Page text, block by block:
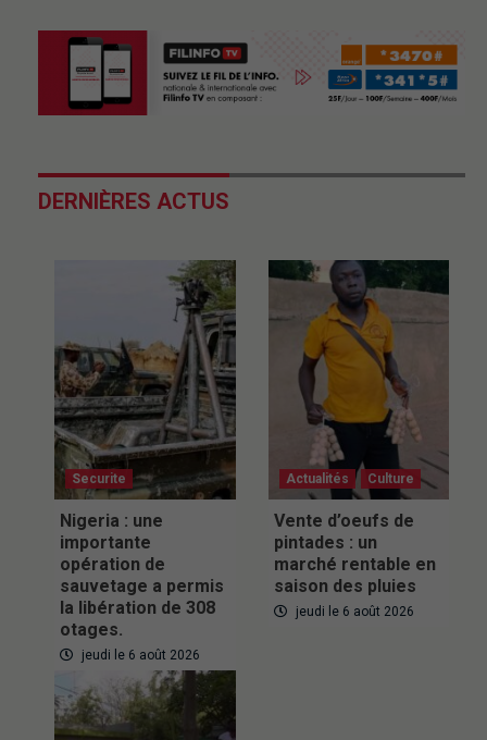
DERNIÈRES ACTUS
Securite
Nigeria : une
importante
opération de
sauvetage a permis
la libération de 308
otages.
jeudi le 6 août 2026
Actualités Culture
Vente d’oeufs de
pintades : un
marché rentable en
saison des pluies
jeudi le 6 août 2026